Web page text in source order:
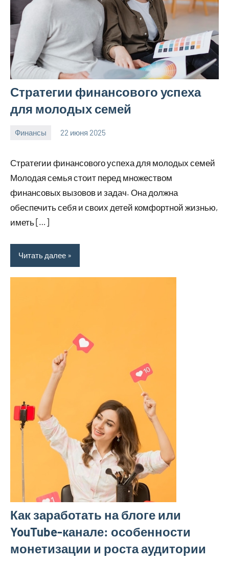
Стратегии финансового успеха
для молодых семей
Финансы 22 июня 2025
Стратегии финансового успеха для молодых семей
Молодая семья стоит перед множеством
финансовых вызовов и задач. Она должна
обеспечить себя и своих детей комфортной жизнью,
иметь […]
Читать далее
Как заработать на блоге или
YouTube-канале: особенности
монетизации и роста аудитории